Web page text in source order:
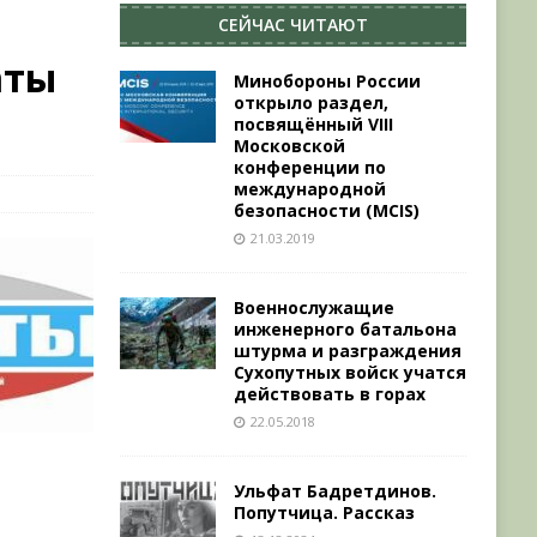
СЕЙЧАС ЧИТАЮТ
Минобороны России
открыло раздел,
посвящённый VIII
Московской
конференции по
международной
безопасности (MCIS)
21.03.2019
Военнослужащие
инженерного батальона
штурма и разграждения
Сухопутных войск учатся
действовать в горах
22.05.2018
Ульфат Бадретдинов.
Попутчица. Рассказ